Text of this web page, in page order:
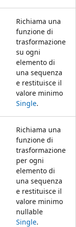
Richiama una
funzione di
trasformazione
su ogni
elemento di
una sequenza
e restituisce il
valore minimo
Single.
Richiama una
funzione di
trasformazione
per ogni
elemento di
una sequenza
e restituisce il
valore minimo
nullable
Single.